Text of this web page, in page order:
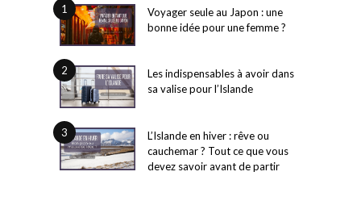
1
Voyager seule au Japon : une
bonne idée pour une femme ?
2
Les indispensables à avoir dans
sa valise pour l’Islande
3
L’Islande en hiver : rêve ou
cauchemar ? Tout ce que vous
devez savoir avant de partir